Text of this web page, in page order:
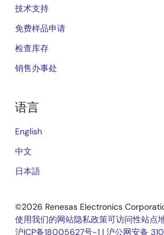
技术支持
免费样品申请
检查库存
销售办事处
语言
English
中文
日本語
©2026 Renesas Electronics
使用我们的网站隐私政策可访问性站点
沪ICP备18005627号-1 | 沪公网安备